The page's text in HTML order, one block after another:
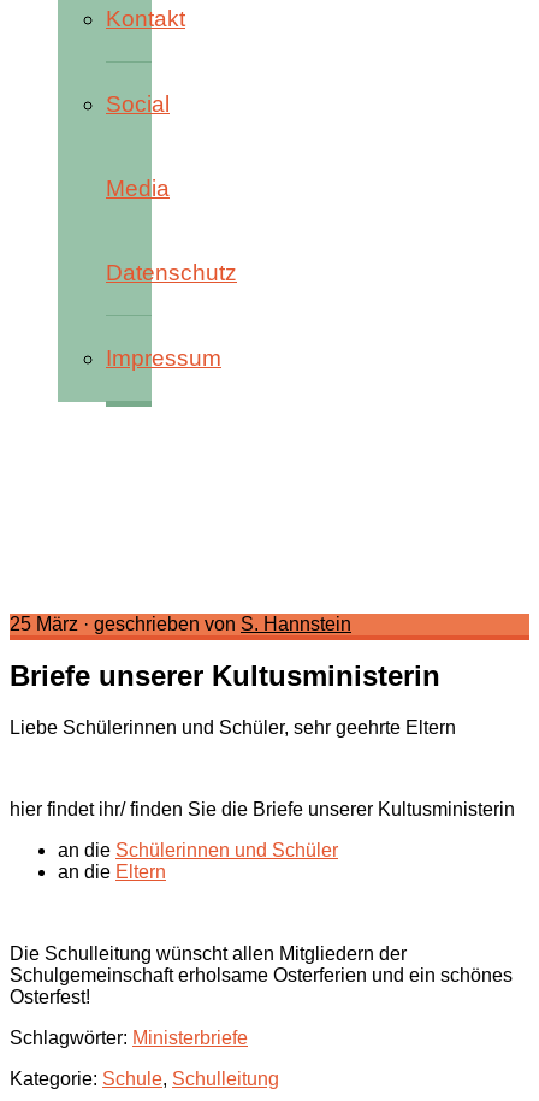
Kontakt
Social
Media
Datenschutz
Impressum
25 März · geschrieben von S. Hannstein
Briefe unserer Kultusministerin
Liebe Schülerinnen und Schüler, sehr geehrte Eltern
hier findet ihr/ finden Sie die Briefe unserer Kultusministerin
an die Schülerinnen und Schüler
an die Eltern
Die Schulleitung wünscht allen Mitgliedern der
Schulgemeinschaft erholsame Osterferien und ein schönes
Osterfest!
Schlagwörter: Ministerbriefe
Kategorie: Schule, Schulleitung